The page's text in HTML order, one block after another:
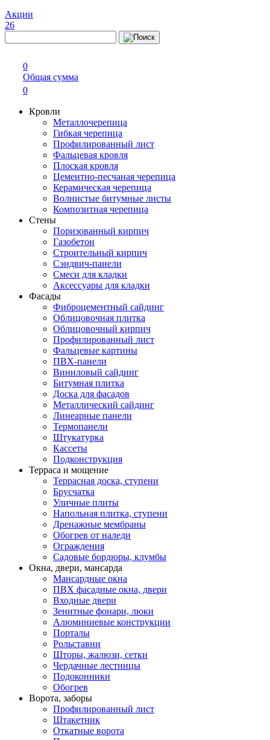
Акции
26
0
Общая сумма
0
Кровли
Металлочерепица
Гибкая черепица
Профилированный лист
Фальцевая кровля
Плоская кровля
Цементно-песчаная черепица
Керамическая черепица
Волнистые битумные листы
Композитная черепица
Стены
Поризованный кирпич
Газобетон
Строительный кирпич
Сэндвич-панели
Смеси для кладки
Аксессуары для кладки
Фасады
Фиброцементный сайдинг
Облицовочная плитка
Облицовочный кирпич
Профилированный лист
Фальцевые картины
ПВХ-панели
Виниловый сайдинг
Битумная плитка
Доска для фасадов
Металлический сайдинг
Линеарные панели
Термопанели
Штукатурка
Кассеты
Подконструкция
Терраса и мощение
Террасная доска, ступени
Брусчатка
Уличные плиты
Напольная плитка, ступени
Дренажные мембраны
Обогрев от наледи
Ограждения
Садовые бордюры, клумбы
Окна, двери, мансарда
Мансардные окна
ПВХ фасадные окна, двери
Входные двери
Зенитные фонари, люки
Алюминиевые конструкции
Порталы
Рольставни
Шторы, жалюзи, сетки
Чердачные лестницы
Подоконники
Обогрев
Ворота, заборы
Профилированный лист
Штакетник
Откатные ворота